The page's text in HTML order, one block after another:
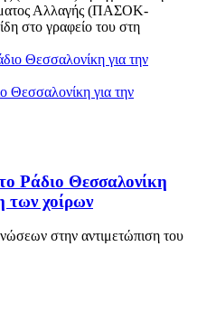
Αλλαγής (ΠΑΣΟΚ-
στο γραφείο του στη
για την
Ράδιο Θεσσαλονίκη
των χοίρων
στην αντιμετώπιση του